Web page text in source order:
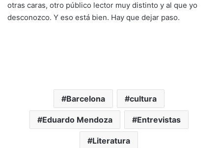
otras caras, otro público lector muy distinto y al que yo
desconozco. Y eso está bien. Hay que dejar paso.
Barcelona cultura
Eduardo Mendoza Entrevistas
Literatura